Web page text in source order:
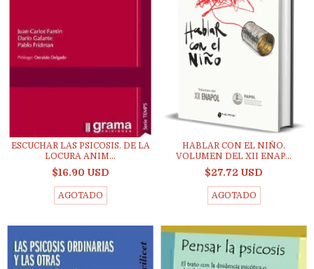
ESCUCHAR LAS PSICOSIS. DE LA
LOCURA ANIM...
$16.90 USD
AGOTADO
HABLAR CON EL NIÑO.
VOLUMEN DEL XII ENAP...
$27.72 USD
AGOTADO